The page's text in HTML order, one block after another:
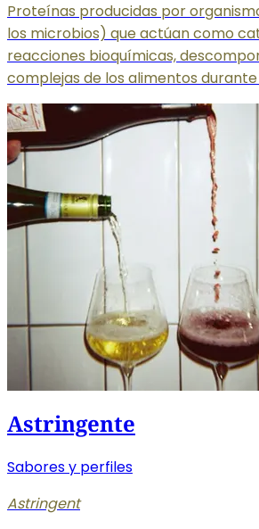
Proteínas producidas por
los microbios) que actúan como
reacciones bioquímicas,
complejas de los alimentos
Astringente
Sabores y perfiles
Astringent